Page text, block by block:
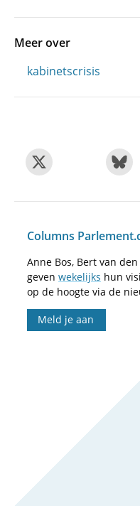
Meer over
kabinetscrisis
Columns
Anne Bos, Bert van
geven wekelijks hun
op de hoogte via de
Meld je aan